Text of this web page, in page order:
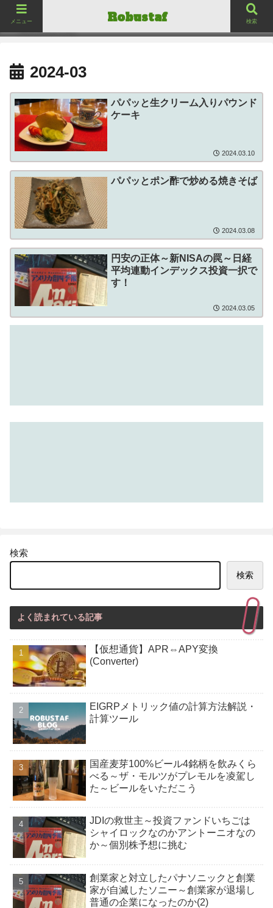
ロバスタフ
Robustaf
2024-03
パパッと生クリーム入りパウンド
ケーキ
2024.03.10
パパッとポン酢で炒める焼きそば
2024.03.08
円安の正体～新NISAの罠～日経
平均連動インデックス投資一択で
す！
2024.03.05
検索
検索
よく読まれている記事
【仮想通貨】APR⇔APY変換
(Converter)
EIGRPメトリック値の計算方法解説・
計算ツール
国産麦芽100%ビール4銘柄を飲みくら
べる～ザ・モルツがプレモルを凌駕し
た～ビールをいただこう
JDIの救世主～投資ファンドいちごは
シャイロックなのかアントーニオなの
か～個別株予想に挑む
創業家と対立したパナソニックと創業
家が自滅したソニー～創業家が退場し
普通の企業になったのか(2)
メニュー Robustaf 検索